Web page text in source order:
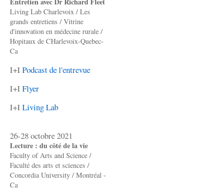
Living Lab Charlevoix / Les
grands entretiens / Vitrine
d'innovation en médecine rurale /
Hopitaux de CHarlevoix-Quebec-
Ca
I+I Podcast de l'entrevue
I+I Flyer
I+I Living Lab
26-28 octobre 2021
Lecture : du côté de la vie
Faculty of Arts and Science /
Faculté des arts et sciences /
Concordia University / Montréal -
Ca